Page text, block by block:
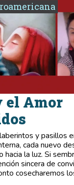
el Amor
y pasillos
cada nuevo
hacia la luz. Si
sincera de
cosecharemos